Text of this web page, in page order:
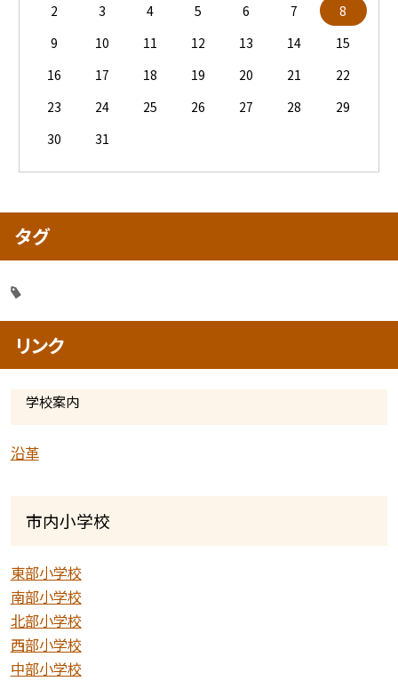
2
3 4 5 6 7
8
9
10 11 12 13 14
15
16
17 18 19 20 21
22
23
24 25 26 27 28
29
30
31
タグ
リンク
学校案内
沿革
市内小学校
東部小学校
南部小学校
北部小学校
西部小学校
中部小学校